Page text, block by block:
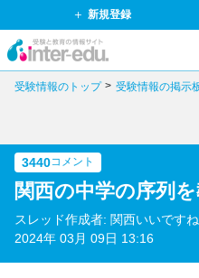
新規登録
受験情報のトップ 受験情報の掲示
3440コメント
関西の中学の序列
スレッド作成者: 関西いいですね
2024年 03月 09日 13:16